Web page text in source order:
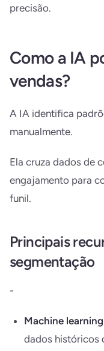
precisão.
Como a IA
vendas?
A IA identifica
manualmente.
Ela cruza dados de
engajamento para
funil.
Principais
segmentação
-
Machine learning
dados históricos